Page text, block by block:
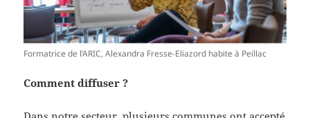
Formatrice de l’ARIC, Alexandra Fresse-Eliazord habite à Peillac
Comment diffuser ?